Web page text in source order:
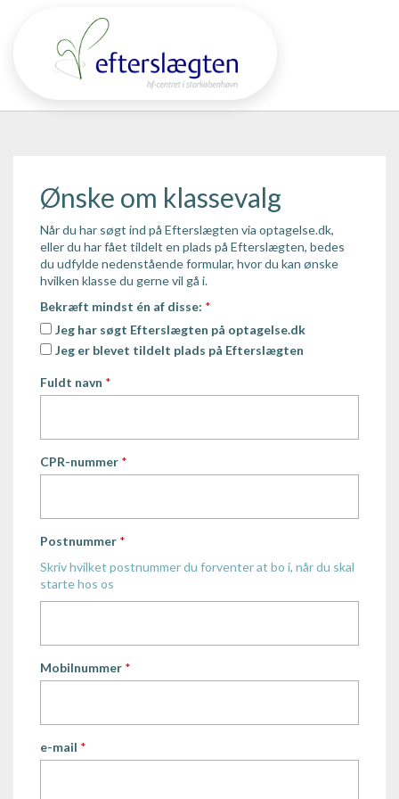
Ønske om klassevalg
Når du har søgt ind på Efterslægten via optagelse.dk,
eller du har fået tildelt en plads på Efterslægten, bedes
du udfylde nedenstående formular, hvor du kan ønske
hvilken klasse du gerne vil gå i.
Bekræft mindst én af disse: *
Jeg har søgt Efterslægten på optagelse.dk
Jeg er blevet tildelt plads på Efterslægten
Fuldt navn *
CPR-nummer *
Postnummer *
Skriv hvilket postnummer du forventer at bo i, når du skal
starte hos os
Mobilnummer *
e-mail *